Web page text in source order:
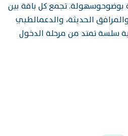
بوضوحوسهولة. تجمع كل باقة بين
الحديثة، والدعمالطبي
سلسة تمتد من مرحلة الدخول